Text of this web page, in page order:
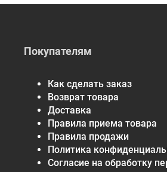
Покупателям
Как сделать заказ
Возврат товара
Доставка
Правила приема товара
Правила продажи
Политика
Согласие на обработку